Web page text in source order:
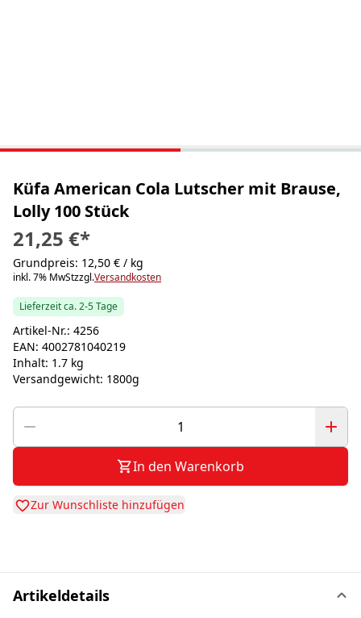
Küfa American Cola Lutscher mit Brause,
Lolly 100 Stück
21,25 €*
Grundpreis: 12,50 € / kg
inkl. 7% MwStzzgl.Versandkosten
Lieferzeit ca. 2-5 Tage
Artikel-Nr.: 4256
EAN: 4002781040219
Inhalt: 1.7 kg
Versandgewicht: 1800g
In den Warenkorb
Zur Wunschliste hinzufügen
Artikeldetails